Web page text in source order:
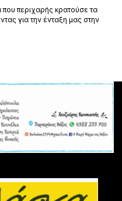
περιχαρής κρατούσε τα
για την ένταξη μας στην